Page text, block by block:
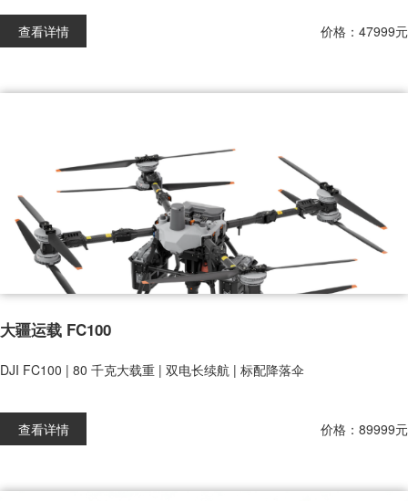
价格：47999元
查看详情
大疆运载 FC100
DJI FC100 | 80 千克大载重 | 双电长续航 | 标配降落伞
价格：89999元
查看详情